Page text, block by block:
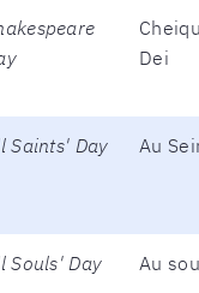
Dei
Saints' Day Au
Souls' Day Au